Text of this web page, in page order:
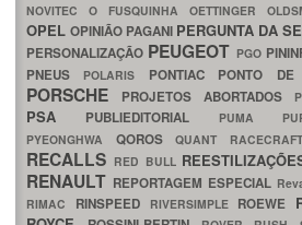
NOVITEC O FUSQUINHA OETTINGER
OPEL OPINIÃO PAGANI PERGUNTA DA
PERSONALIZAÇÃO PEUGEOT PGO
PNEUS
POLARIS PONTIAC PONTO DE
PORSCHE PROJETOS ABORTADOS
PSA PUBLIEDITORIAL PUMA
PYEONGHWA QOROS QUANT
RECALLS RED BULL
RENAULT REPORTAGEM ESPECIAL
RIMAC RINSPEED RIVERSIMPLE ROEWE